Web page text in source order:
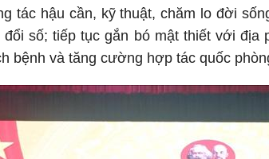
tác hậu cần, kỹ thuật, chăm lo đời
đổi số; tiếp tục gắn bó mật thiết với địa
bệnh và tăng cường hợp tác quốc